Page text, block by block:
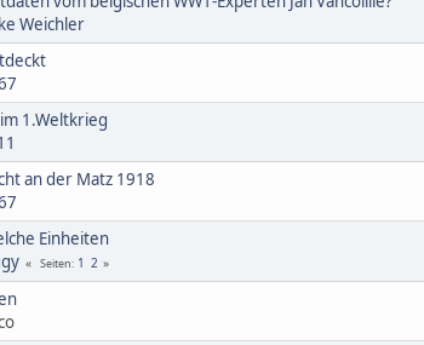
Weichler
1.Weltkrieg
an der Matz 1918
Einheiten
Seiten 1 2